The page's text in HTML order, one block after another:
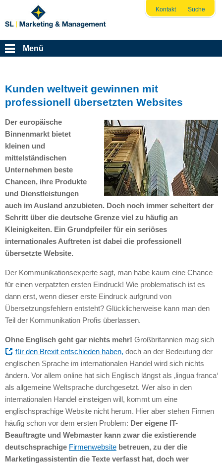
Kontakt Suche
Menü
Kunden weltweit gewinnen mit
professionell übersetzten Websites
Der europäische
Binnenmarkt bietet
kleinen und
mittelständischen
Unternehmen beste
Chancen, ihre Produkte
und Dienstleistungen
auch im Ausland anzubieten. Doch noch immer scheitert der
Schritt über die deutsche Grenze viel zu häufig an
Kleinigkeiten. Ein Grundpfeiler für ein seriöses
internationales Auftreten ist dabei die professionell
übersetzte Website.
Der Kommunikationsexperte sagt, man habe kaum eine Chance
für einen verpatzten ersten Eindruck! Wie problematisch ist es
dann erst, wenn dieser erste Eindruck aufgrund von
Übersetzungsfehlern entsteht? Glücklicherweise kann man den
Teil der Kommunikation Profis überlassen.
Ohne Englisch geht gar nichts mehr! Großbritannien mag sich
für den Brexit entschieden haben, doch an der Bedeutung der
englischen Sprache im internationalen Handel wird sich nichts
ändern. Vor allem online hat sich Englisch längst als ‚lingua franca‘
als allgemeine Weltsprache durchgesetzt. Wer also in den
internationalen Handel einsteigen will, kommt um eine
englischsprachige Website nicht herum. Hier aber stehen Firmen
häufig schon vor dem ersten Problem: Der eigene IT-
Beauftragte und Webmaster kann zwar die existierende
deutschsprachige Firmenwebsitebetreuen, zu der die
Marketingassistentin die Texte verfasst hat, doch wer